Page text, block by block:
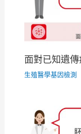
面對已知遺
生殖醫學基因檢測